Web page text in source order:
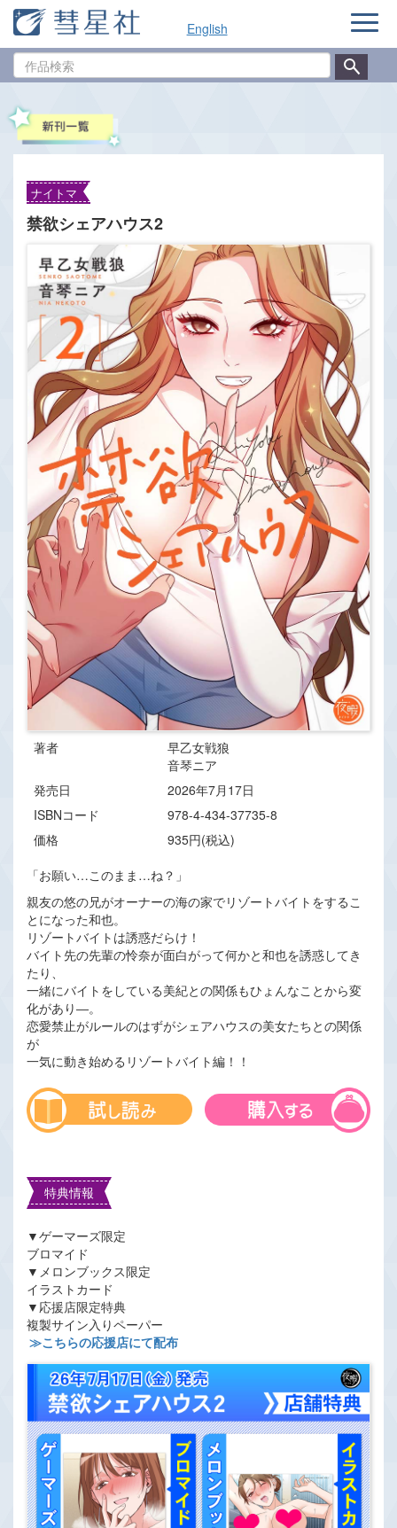
English
品
ナ
ゲ
ナイトマ
禁欲シェアハウス2
著者
早乙女戦狼
音琴ニア
発売日
2026年7月17日
ISBNコード
978-4-434-37735-8
価格
935円(税込)
「お願い…このまま…ね？」
親友の悠の兄がオーナーの海の家でリゾートバイトをするこ
とになった和也。
リゾートバイトは誘惑だらけ！
バイト先の先輩の怜奈が面白がって何かと和也を誘惑してき
たり、
一緒にバイトをしている美紀との関係もひょんなことから変
化があり―。
恋愛禁止がルールのはずがシェアハウスの美女たちとの関係
が
一気に動き始めるリゾートバイト編！！
特典情報
▼ゲーマーズ限定
ブロマイド
▼メロンブックス限定
イラストカード
▼応援店限定特典
複製サイン入りペーパー
≫こちらの応援店にて配布